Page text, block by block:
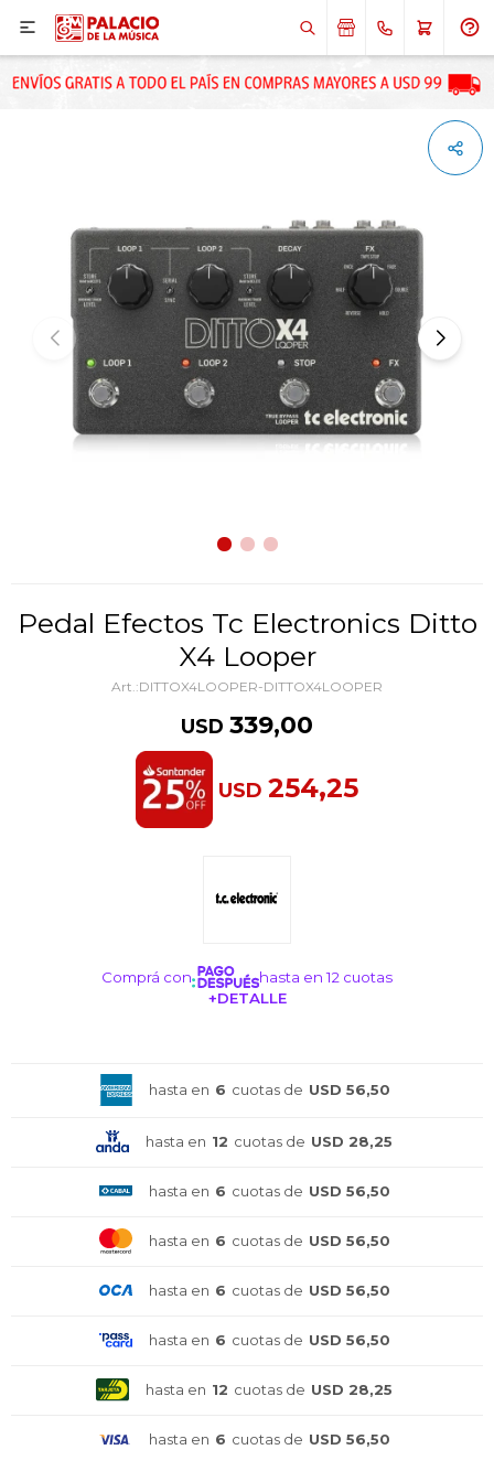

Pedal Efectos Tc Electronics Ditto
X4 Looper
DITTOX4LOOPER-DITTOX4LOOPER
USD 339,00
USD 254,25
Comprá con
hasta en 12 cuotas
+DETALLE
hasta en 6 cuotas de USD 56,50
hasta en 12 cuotas de USD 28,25
hasta en 6 cuotas de USD 56,50
hasta en 6 cuotas de USD 56,50
hasta en 6 cuotas de USD 56,50
hasta en 6 cuotas de USD 56,50
hasta en 12 cuotas de USD 28,25
hasta en 6 cuotas de USD 56,50